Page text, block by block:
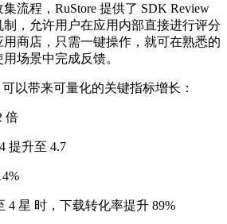
流程，RuStore 提供了 SDK Review
，允许用户在应用内部直接进行评分
商店，只需一键操作，就可在熟悉的
场景中完成反馈。
以带来可量化的关键指标增长：
倍
提升至 4.7
4 星 时，下载转化率提升 89%